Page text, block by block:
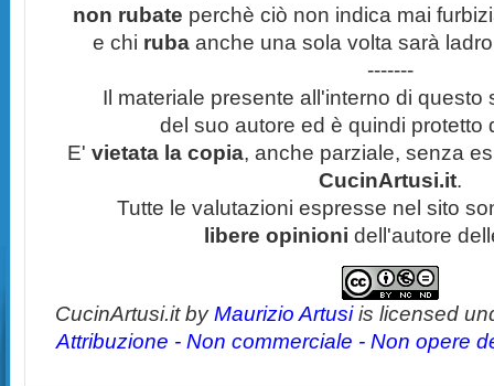
non rubate perchè ciò non indica mai
e chi ruba anche una sola volta sarà
-------
Il materiale presente all'interno di questo
del suo autore ed è quindi protetto
E' vietata la copia, anche parziale, senza
CucinArtusi.it.
Tutte le valutazioni espresse nel sito
libere opinioni dell'autore
CucinArtusi.itbyMaurizio Artusiis licensed
Attribuzione - Non commerciale - Non opere